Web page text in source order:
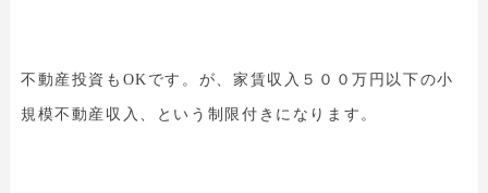
不動産投資もOKです。が、家賃収入５００万円以下の小
規模不動産収入、という制限付きになります。